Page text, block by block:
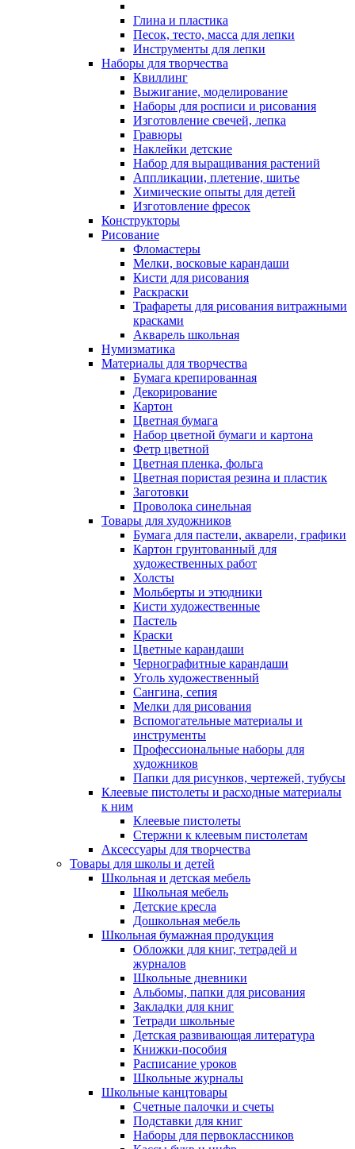
Глина и пластика
Песок, тесто, масса для лепки
Инструменты для лепки
Наборы для творчества
Квиллинг
Выжигание, моделирование
Наборы для росписи и рисования
Изготовление свечей, лепка
Гравюры
Наклейки детские
Набор для выращивания растений
Аппликации, плетение, шитье
Химические опыты для детей
Изготовление фресок
Конструкторы
Рисование
Фломастеры
Мелки, восковые карандаши
Кисти для рисования
Раскраски
Трафареты для рисования витражными
красками
Акварель школьная
Нумизматика
Материалы для творчества
Бумага крепированная
Декорирование
Картон
Цветная бумага
Набор цветной бумаги и картона
Фетр цветной
Цветная пленка, фольга
Цветная пористая резина и пластик
Заготовки
Проволока синельная
Товары для художников
Бумага для пастели, акварели, графики
Картон грунтованный для
художественных работ
Холсты
Мольберты и этюдники
Кисти художественные
Пастель
Краски
Цветные карандаши
Чернографитные карандаши
Уголь художественный
Сангина, сепия
Мелки для рисования
Вспомогательные материалы и
инструменты
Профессиональные наборы для
художников
Папки для рисунков, чертежей, тубусы
Клеевые пистолеты и расходные материалы
к ним
Клеевые пистолеты
Стержни к клеевым пистолетам
Аксессуары для творчества
Товары для школы и детей
Школьная и детская мебель
Школьная мебель
Детские кресла
Дошкольная мебель
Школьная бумажная продукция
Обложки для книг, тетрадей и
журналов
Школьные дневники
Альбомы, папки для рисования
Закладки для книг
Тетради школьные
Детская развивающая литература
Книжки-пособия
Расписание уроков
Школьные журналы
Школьные канцтовары
Счетные палочки и счеты
Подставки для книг
Наборы для первоклассников